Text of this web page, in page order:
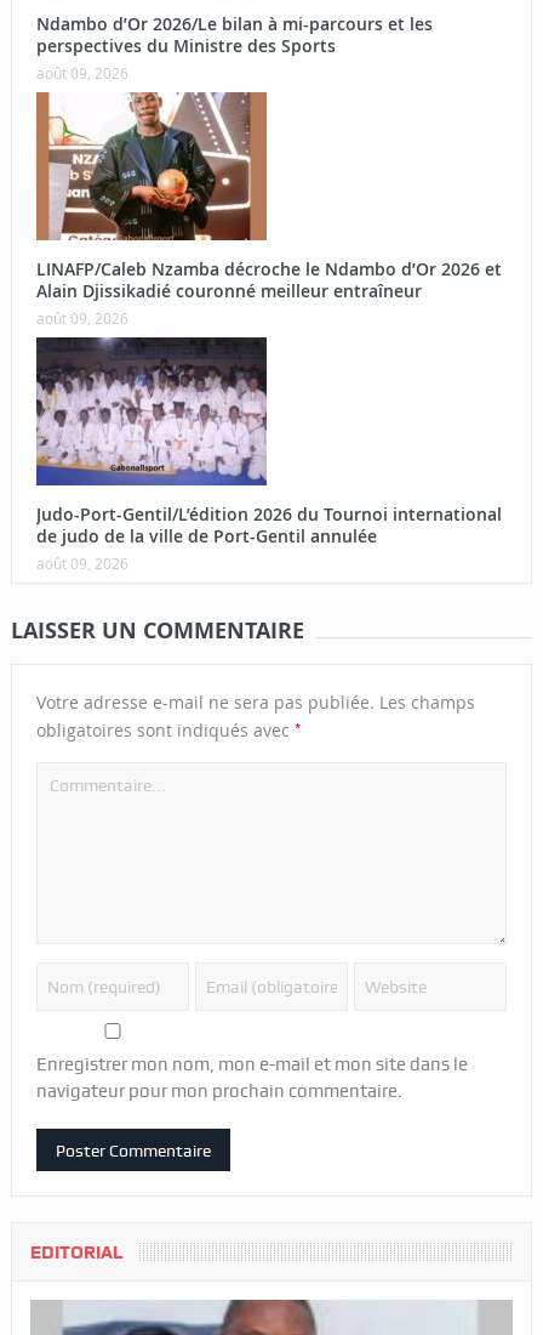
Ndambo d’Or 2026/Le bilan à mi-parcours et les
perspectives du Ministre des Sports
août 09, 2026
LINAFP/Caleb Nzamba décroche le Ndambo d’Or 2026 et
Alain Djissikadié couronné meilleur entraîneur
août 09, 2026
Judo-Port-Gentil/L’édition 2026 du Tournoi international
de judo de la ville de Port-Gentil annulée
août 09, 2026
LAISSER UN COMMENTAIRE
Votre adresse e-mail ne sera pas publiée. Les champs
obligatoires sont indiqués avec *
Enregistrer mon nom, mon e-mail et mon site dans le
navigateur pour mon prochain commentaire.
EDITORIAL